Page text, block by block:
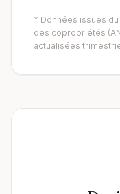
* Données issues
des copropriétés
actualisées